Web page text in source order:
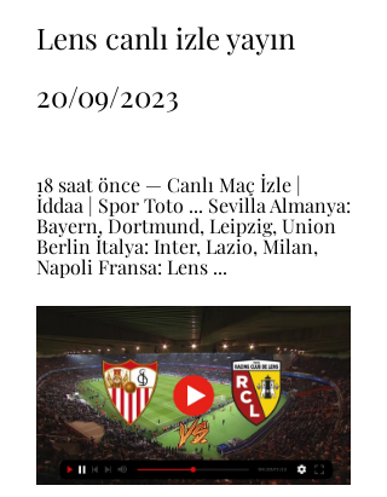
Lens canlı izle yayın
20/09/2023
18 saat önce — Canlı Maç İzle |
İddaa | Spor Toto ... Sevilla Almanya:
Bayern, Dortmund, Leipzig, Union
Berlin İtalya: Inter, Lazio, Milan,
Napoli Fransa: Lens ...